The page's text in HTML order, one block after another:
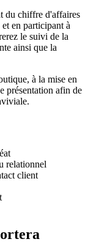
du chiffre d'affaires
en participant à
le suivi de la
ainsi que la
à la mise en
présentation afin de
relationnel
client